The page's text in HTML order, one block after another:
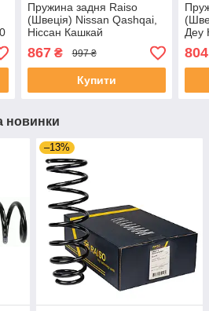
Пружина задня Raiso
(Швеція) Nissan Qashqai,
Ніссан Кашкай
(305*14.5*140) 07-14
#SR257TP UAHHOQK4
867₴ 997 ₴
Купити
Деу
804
новинки
–13%